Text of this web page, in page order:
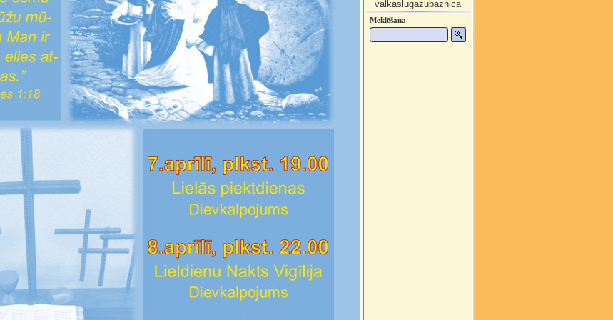
valkaslugazubaznica
Meklēšana